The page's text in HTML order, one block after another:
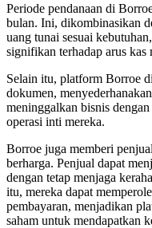
Periode pendanaan di
bulan. Ini, dikombinasikan
uang tunai sesuai
signifikan terhadap arus kas
Selain itu, platform Borroe
dokumen,
meninggalkan bisnis
operasi inti mereka.
Borroe juga memberi
berharga. Penjual dapat
dengan tetap menjaga
itu, mereka dapat
pembayaran, menjadikan
saham untuk mendapatkan